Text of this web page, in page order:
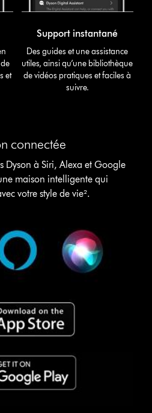
et
Support instantané
Des guides et une assistance
utiles, ainsi qu’une bibliothèque
de vidéos pratiques et faciles à
suivre.
connectée
Dyson à Siri, Alexa et Google
maison intelligente qui
votre style de vie².